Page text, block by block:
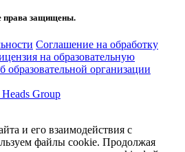
права защищены.
Соглашение на обработку
на образовательную
образовательной организации
Group
и его взаимодействия с
файлы cookie. Продолжая